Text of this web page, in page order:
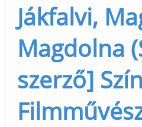
Jákfalvi,
Magdolna
szerző]